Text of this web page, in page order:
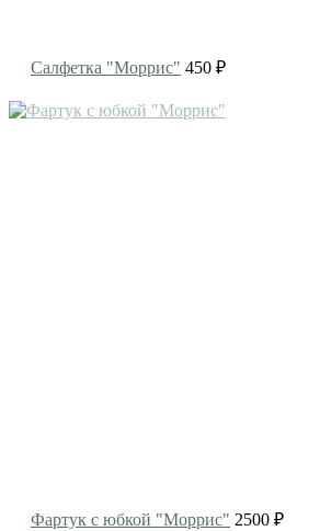
Салфетка "Моррис" 450 ₽
Фартук с юбкой "Моррис" 2500 ₽